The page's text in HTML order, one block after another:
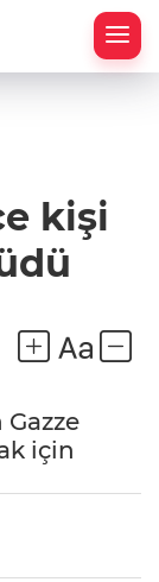
kişi
için